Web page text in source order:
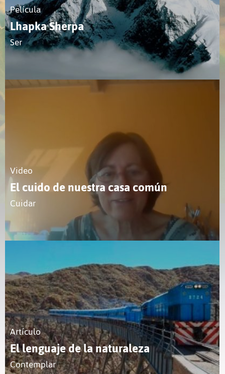
Película
Lhapka Sherpa
Ser
Video
El cuido de nuestra casa común
Cuidar
Artículo
El lenguaje de la naturaleza
Contemplar